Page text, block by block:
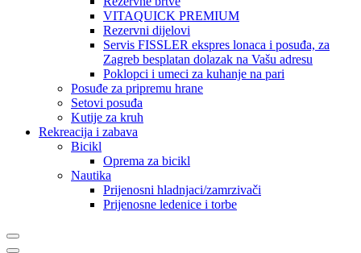
VITAQUICK PREMIUM
Rezervni dijelovi
Servis FISSLER ekspres lonaca i posuđa, za
Zagreb besplatan dolazak na Vašu adresu
Poklopci i umeci za kuhanje na pari
Posuđe za pripremu hrane
Setovi posuđa
Kutije za kruh
Rekreacija i zabava
Bicikl
Oprema za bicikl
Nautika
Prijenosni hladnjaci/zamrzivači
Prijenosne ledenice i torbe